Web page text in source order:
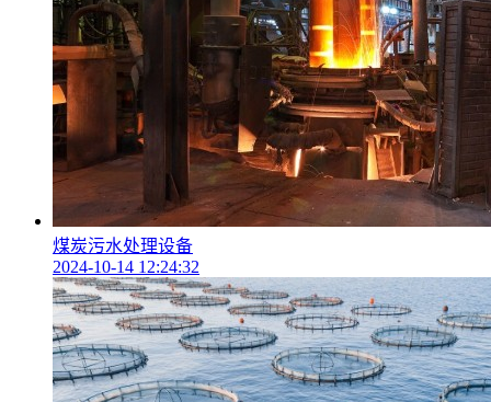
煤炭污水处理设备
2024-10-14 12:24:32